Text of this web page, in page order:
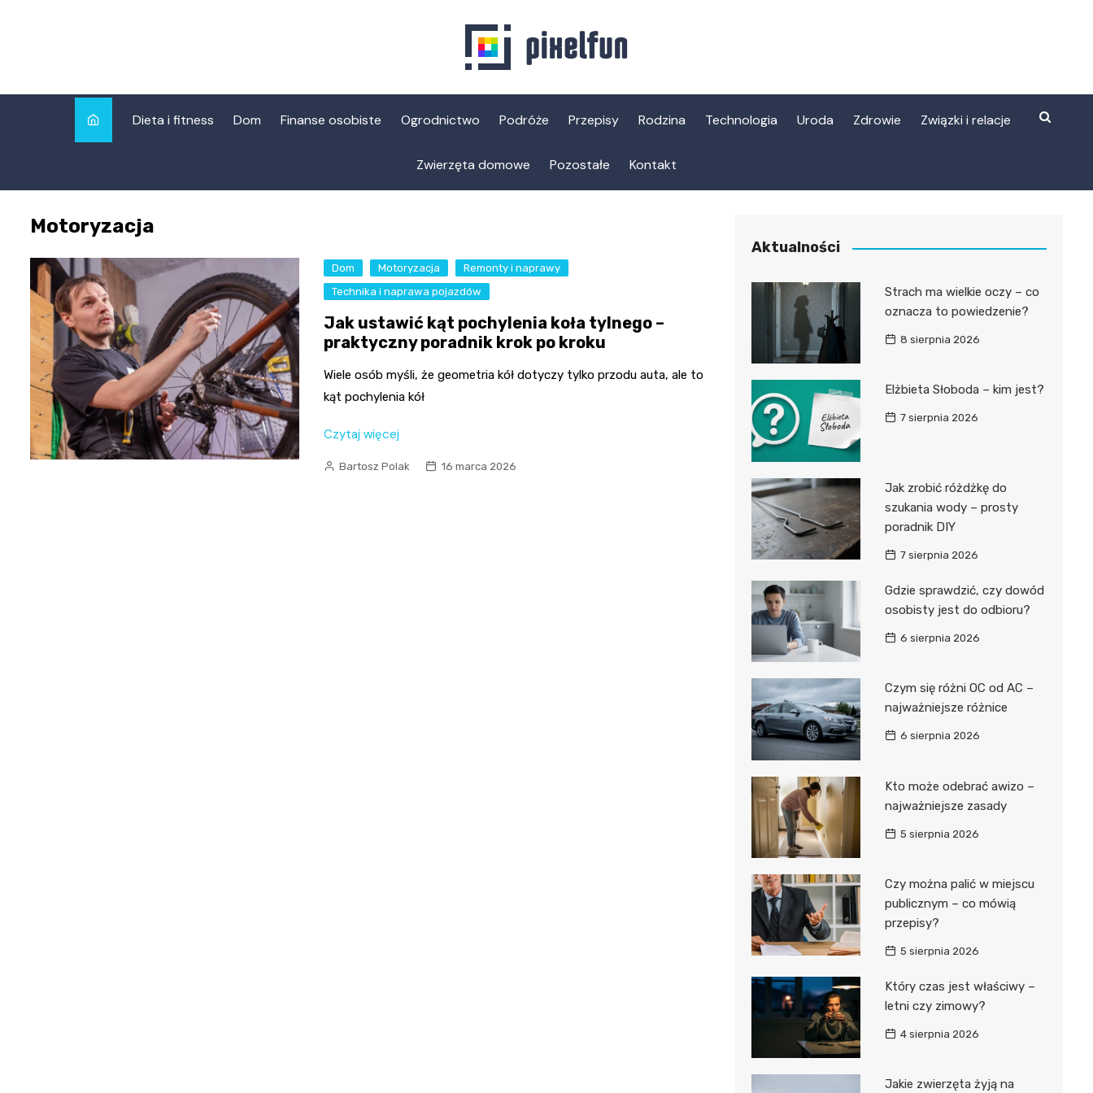
Dieta i fitness Dom Finanse osobiste Ogrodnictwo Podróże Przepisy Rodzina Technologia Uroda Zdrowie Związki i relacje
Zwierzęta domowe Pozostałe Kontakt
Motoryzacja
Dom Motoryzacja
Remonty i naprawy
Technika i naprawa pojazdów
Jak ustawić kąt pochylenia koła tylnego –
praktyczny poradnik krok po kroku
Wiele osób myśli, że geometria kół dotyczy tylko przodu auta, ale to
kąt pochylenia kół
Czytaj więcej
Bartosz Polak 16 marca 2026
Aktualności
Strach ma wielkie oczy – co
oznacza to powiedzenie?
8 sierpnia 2026
Elżbieta Słoboda – kim jest?
7 sierpnia 2026
Jak zrobić różdżkę do
szukania wody – prosty
poradnik DIY
7 sierpnia 2026
Gdzie sprawdzić, czy dowód
osobisty jest do odbioru?
6 sierpnia 2026
Czym się różni OC od AC –
najważniejsze różnice
6 sierpnia 2026
Kto może odebrać awizo –
najważniejsze zasady
5 sierpnia 2026
Czy można palić w miejscu
publicznym – co mówią
przepisy?
5 sierpnia 2026
Który czas jest właściwy –
letni czy zimowy?
4 sierpnia 2026
Jakie zwierzęta żyją na